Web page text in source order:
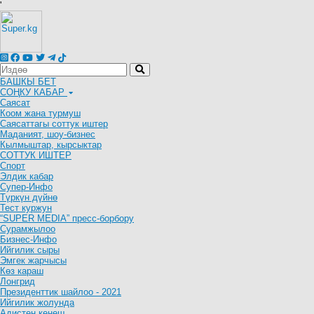
'
БАШКЫ БЕТ
СОҢКУ КАБАР
Саясат
Коом жана турмуш
Саясаттагы соттук иштер
Маданият, шоу-бизнес
Кылмыштар, кырсыктар
СОТТУК ИШТЕР
Спорт
Элдик кабар
Супер-Инфо
Түркүн дүйнө
Тест куржун
“SUPER MEDIA” пресс-борбору
Сурамжылоо
Бизнес-Инфо
Ийгилик сыры
Эмгек жарчысы
Көз караш
Лонгрид
Президенттик шайлоо - 2021
Ийгилик жолунда